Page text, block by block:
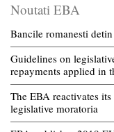
Noutati EBA
Bancile romanesti
Guidelines on
repayments applied in
The EBA reactivates
legislative moratoria